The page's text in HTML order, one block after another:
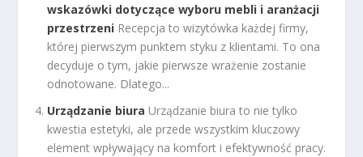
wskazówki dotyczące wyboru mebli i aranżacji
przestrzeni Recepcja to wizytówka każdej firmy,
której pierwszym punktem styku z klientami. To ona
decyduje o tym, jakie pierwsze wrażenie zostanie
odnotowane. Dlatego...
Urządzanie biura Urządzanie biura to nie tylko
kwestia estetyki, ale przede wszystkim kluczowy
element wpływający na komfort i efektywność pracy.